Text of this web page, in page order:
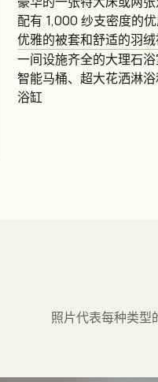
配有 1,000 纱支密度的优
优雅的被套和舒适的羽
一间设施齐全的大理石
智能马桶、超大花洒淋
浴缸
照片代表每种类型